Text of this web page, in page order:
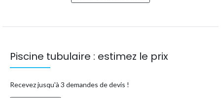
Piscine tubulaire : estimez le prix
Recevez jusqu'à 3 demandes de devis !